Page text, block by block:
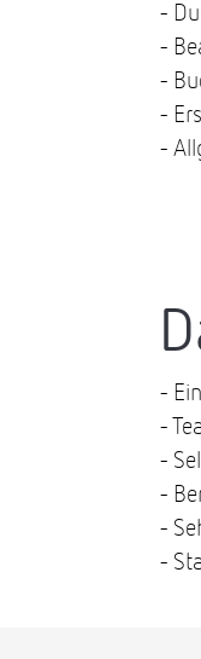
-
-
-
-
-
-
-
-
-
-
-